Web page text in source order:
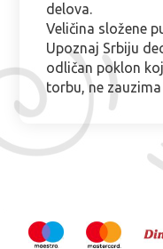
delova.
Veličina složene
Upoznaj Srbiju
odličan poklon
torbu, ne